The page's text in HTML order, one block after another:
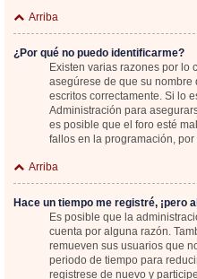
Arriba
¿Por qué no puedo identificarme?
Existen varias razones por lo
asegúrese de que su nombre
escritos correctamente. Si lo
Administración para
es posible que el foro esté
fallos en la programación,
Arriba
Hace un tiempo me registré, ¡pero
Es posible que la
cuenta por alguna razón.
remueven sus usuarios que
periodo de tiempo para
registrese de nuevo y